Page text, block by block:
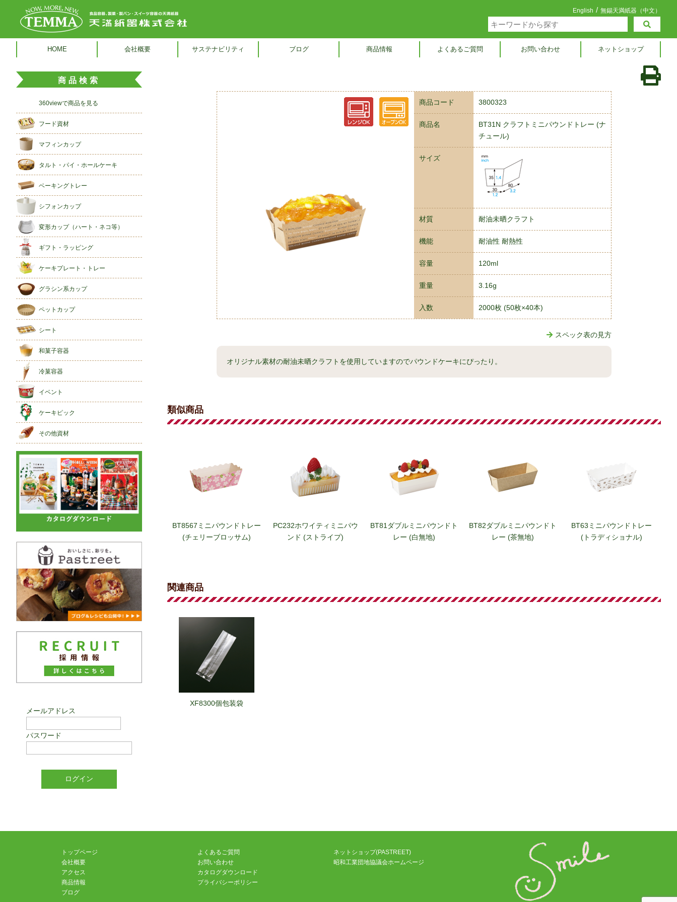
English / 無錫天満紙器（中文）
HOME 会社概要 サステナビリティ ブログ 商品情報 よくあるご質問 お問い合わせ ネットショップ
商品コード 3800323
商品名
BT31N クラフトミニパウンドトレー (ナ
チュール)
サイズ
材質 耐油未晒クラフト
機能 耐油性 耐熱性
容量 120ml
重量 3.16g
入数 2000枚 (50枚×40本)
スペック表の見方
オリジナル素材の耐油未晒クラフトを使用していますのでパウンドケーキにぴったり。
類似商品
BT8567ミニパウンドトレー
(チェリーブロッサム)
PC232ホワイティミニパウ
ンド (ストライプ)
BT81ダブルミニパウンドト
レー (白無地)
BT82ダブルミニパウンドト
レー (茶無地)
BT63ミニパウンドトレー
(トラディショナル)
BT64ミニパウンドトレー
(パウンド小麦)
関連商品
XF8300個包装袋
商品検索
360viewで商品を見る
フード資材
マフィンカップ
タルト・パイ・ホールケーキ
ベーキングトレー
シフォンカップ
変形カップ（ハート・ネコ等）
ギフト・ラッピング
ケーキプレート・トレー
グラシン系カップ
ペットカップ
シート
和菓子容器
冷菓容器
イベント
ケーキピック
その他資材
メールアドレス
パスワード
トップページ
会社概要
アクセス
商品情報
ブログ
よくあるご質問
お問い合わせ
カタログダウンロード
プライバシーポリシー
ネットショップ(PASTREET)
昭和工業団地協議会ホームページ